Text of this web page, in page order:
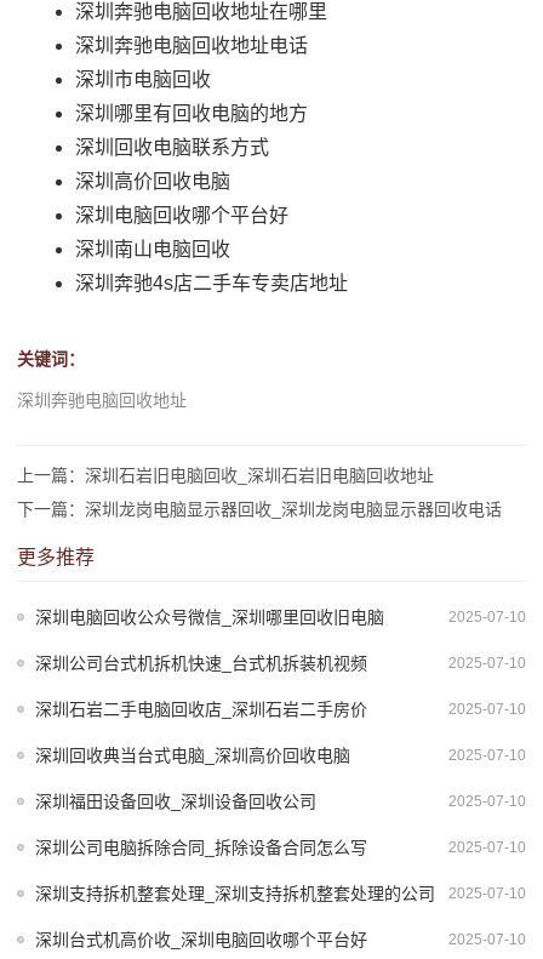
深圳奔驰电脑回收地址在哪里
深圳奔驰电脑回收地址电话
深圳市电脑回收
深圳哪里有回收电脑的地方
深圳回收电脑联系方式
深圳高价回收电脑
深圳电脑回收哪个平台好
深圳南山电脑回收
深圳奔驰4s店二手车专卖店地址
关键词：
深圳奔驰电脑回收地址
上一篇：深圳石岩旧电脑回收_深圳石岩旧电脑回收地址
下一篇：深圳龙岗电脑显示器回收_深圳龙岗电脑显示器回收电话
更多推荐
2025-07-10
深圳电脑回收公众号微信_深圳哪里回收旧电脑
2025-07-10
深圳公司台式机拆机快速_台式机拆装机视频
2025-07-10
深圳石岩二手电脑回收店_深圳石岩二手房价
2025-07-10
深圳回收典当台式电脑_深圳高价回收电脑
2025-07-10
深圳福田设备回收_深圳设备回收公司
2025-07-10
深圳公司电脑拆除合同_拆除设备合同怎么写
2025-07-10
深圳支持拆机整套处理_深圳支持拆机整套处理的公司
2025-07-10
深圳台式机高价收_深圳电脑回收哪个平台好